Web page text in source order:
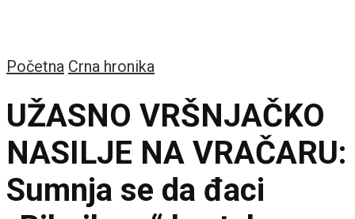
Početna Crna hronika
UŽASNO VRŠNJAČKO
NASILJE NA VRAČARU:
Sumnja se da đaci